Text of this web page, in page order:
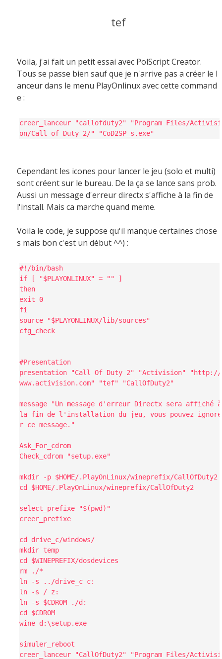
tef
Voila, j'ai fait un petit essai avec PolScript Creator.
Tous se passe bien sauf que je n'arrive pas a créer le l
anceur dans le menu PlayOnlinux avec cette command
e :
creer_lanceur "callofduty2" "Program Files/Activisi
on/Call of Duty 2/" "CoD2SP_s.exe"
Cependant les icones pour lancer le jeu (solo et multi)
sont créent sur le bureau. De la ça se lance sans prob.
Aussi un message d'erreur directx s'affiche à la fin de
l'install. Mais ca marche quand meme.
Voila le code, je suppose qu'il manque certaines chose
s mais bon c'est un début ^^) :
#!/bin/bash
if [ "$PLAYONLINUX" = "" ]
then
exit 0
fi
source "$PLAYONLINUX/lib/sources"
cfg_check
#Presentation
presentation "Call Of Duty 2" "Activision" "http://
www.activision.com" "tef" "CallOfDuty2"
message "Un message d'erreur Directx sera affiché à
la fin de l'installation du jeu, vous pouvez ignore
r ce message."
Ask_For_cdrom
Check_cdrom "setup.exe"
mkdir -p $HOME/.PlayOnLinux/wineprefix/CallOfDuty2
cd $HOME/.PlayOnLinux/wineprefix/CallOfDuty2
select_prefixe "$(pwd)"
creer_prefixe
cd drive_c/windows/
mkdir temp
cd $WINEPREFIX/dosdevices
rm ./*
ln -s ../drive_c c:
ln -s / z:
ln -s $CDROM ./d:
cd $CDROM
wine d:\setup.exe
simuler_reboot
creer_lanceur "CallOfDuty2" "Program Files/Activisi